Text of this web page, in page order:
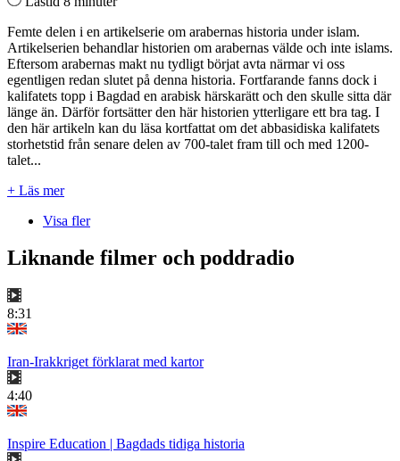
Femte delen i en artikelserie om arabernas historia under islam.
Artikelserien behandlar historien om arabernas välde och inte islams.
Eftersom arabernas makt nu tydligt börjat avta närmar vi oss
egentligen redan slutet på denna historia. Fortfarande fanns dock i
kalifatets topp i Bagdad en arabisk härskarätt och den skulle sitta där
länge än. Därför fortsätter den här historien ytterligare ett bra tag. I
den här artikeln kan du läsa kortfattat om det abbasidiska kalifatets
storhetstid från senare delen av 700-talet fram till och med 1200-
talet...
+ Läs mer
Visa fler
Liknande filmer och poddradio
8:31
Iran-Irakkriget förklarat med kartor
4:40
Inspire Education | Bagdads tidiga historia